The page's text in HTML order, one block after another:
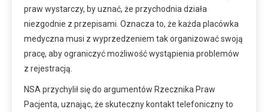
praw wystarczy, by uznać, że przychodnia działa
niezgodnie z przepisami. Oznacza to, że każda placówka
medyczna musi z wyprzedzeniem tak organizować swoją
pracę, aby ograniczyć możliwość wystąpienia problemów
z rejestracją.
NSA przychylił się do argumentów Rzecznika Praw
Pacjenta, uznając, że skuteczny kontakt telefoniczny to